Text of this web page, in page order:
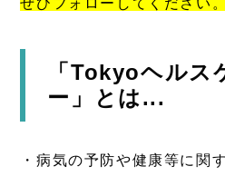
ぜひフォローしてください。
「Tokyoヘルス
ー」とは...
・病気の予防や健康等に関